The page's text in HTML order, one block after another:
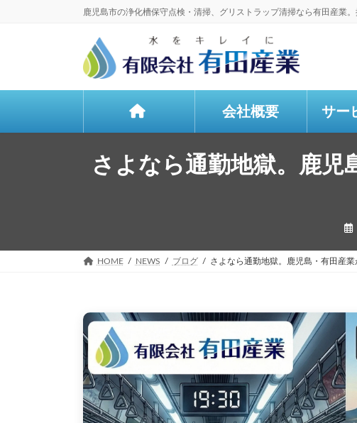
鹿児島市の浄化槽保守点検・清掃、グリストラップ清掃なら有田産業
会社概要 サー
さよなら通勤地獄。鹿児
HOME NEWS ブログ さよなら通勤地獄。鹿児島・有田産